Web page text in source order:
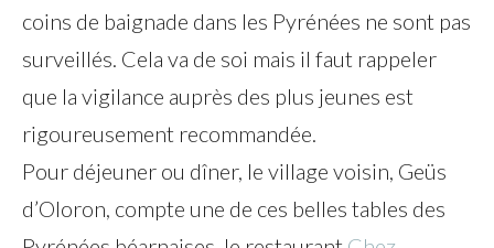
coins de baignade dans les Pyrénées ne sont pas
surveillés. Cela va de soi mais il faut rappeler
que la vigilance auprès des plus jeunes est
rigoureusement recommandée.
Pour déjeuner ou dîner, le village voisin, Geüs
d’Oloron, compte une de ces belles tables des